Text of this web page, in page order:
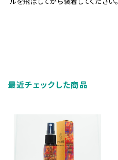
最近チェックした商品